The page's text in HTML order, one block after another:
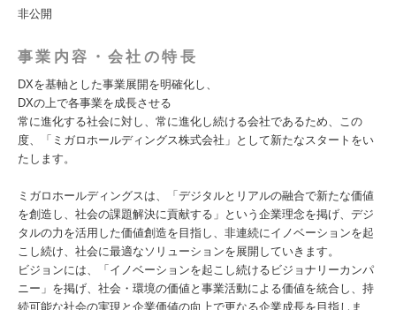
非公開
事業内容・会社の特長
DXを基軸とした事業展開を明確化し、
DXの上で各事業を成長させる
常に進化する社会に対し、常に進化し続ける会社であるため、この
度、「ミガロホールディングス株式会社」として新たなスタートをい
たします。
ミガロホールディングスは、「デジタルとリアルの融合で新たな価値
を創造し、社会の課題解決に貢献する」という企業理念を掲げ、デジ
タルの力を活用した価値創造を目指し、非連続にイノベーションを起
こし続け、社会に最適なソリューションを展開していきます。
ビジョンには、「イノベーションを起こし続けるビジョナリーカンパ
ニー」を掲げ、社会・環境の価値と事業活動による価値を統合し、持
続可能な社会の実現と企業価値の向上で更なる企業成長を目指しま